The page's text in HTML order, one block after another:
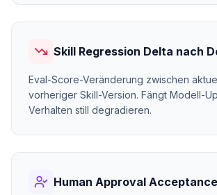
Skill Regression Delta nach
Eval-Score-Veränderung zwischen
vorheriger Skill-Version. Fängt Modell-
Verhalten still degradieren.
Human Approval